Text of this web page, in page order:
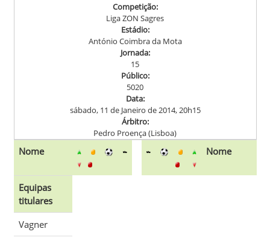
Competição:
Liga ZON Sagres
Estádio:
António Coimbra da Mota
Jornada:
15
Público:
5020
Data:
sábado, 11 de Janeiro de 2014, 20h15
Árbitro:
Pedro Proença (Lisboa)
Nome Nome
Equipas
titulares
Vagner